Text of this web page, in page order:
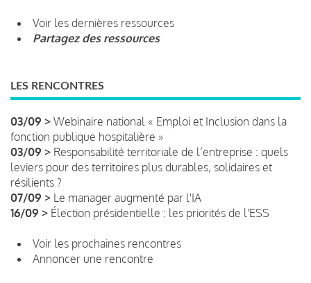
Voir les dernières ressources
Partagez des ressources
LES RENCONTRES
03/09 > Webinaire national « Emploi et Inclusion dans la
fonction publique hospitalière »
03/09 > Responsabilité territoriale de l’entreprise : quels
leviers pour des territoires plus durables, solidaires et
résilients ?
07/09 > Le manager augmenté par l'IA
16/09 > Élection présidentielle : les priorités de l'ESS
Voir les prochaines rencontres
Annoncer une rencontre